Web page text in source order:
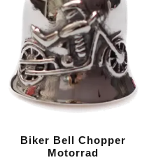
Biker Bell Chopper
Motorrad